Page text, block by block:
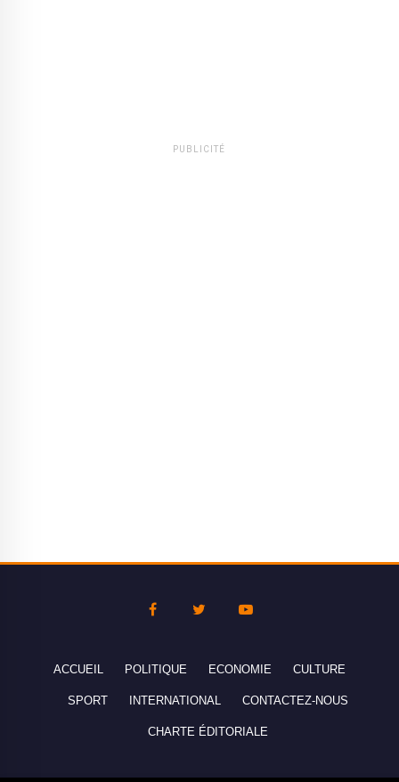
PUBLICITÉ
ACCUEIL POLITIQUE ECONOMIE CULTURE
SPORT INTERNATIONAL CONTACTEZ-NOUS
CHARTE ÉDITORIALE